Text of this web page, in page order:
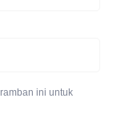
ini untuk